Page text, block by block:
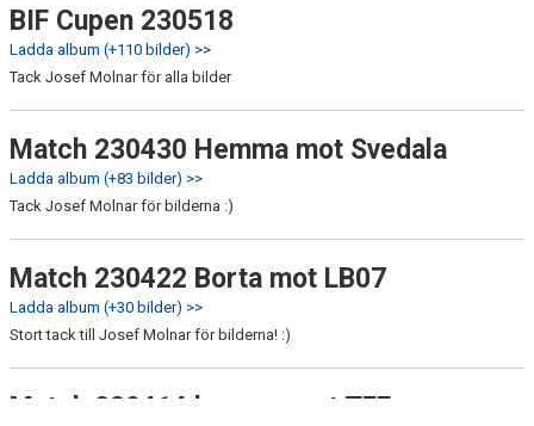
BIF Cupen 230518
Ladda album (+110 bilder) >>
Tack Josef Molnar för alla bilder
Match 230430 Hemma mot Svedala
Ladda album (+83 bilder) >>
Tack Josef Molnar för bilderna :)
Match 230422 Borta mot LB07
Ladda album (+30 bilder) >>
Stort tack till Josef Molnar för bilderna! :)
Match 230414 hemma mot TFF